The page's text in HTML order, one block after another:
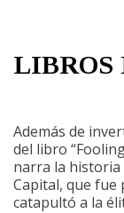
LIBROS
Además de
del libro
narra la historia
Capital, que fue
catapultó a la